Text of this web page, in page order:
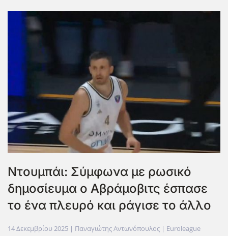
Ντουμπάι: Σύμφωνα με ρωσικό
δημοσίευμα ο Αβράμοβιτς έσπασε
το ένα πλευρό και ράγισε το άλλο
14 Δεκεμβρίου 2025 | Παναγιώτης Αντωνόπουλος | Euroleague